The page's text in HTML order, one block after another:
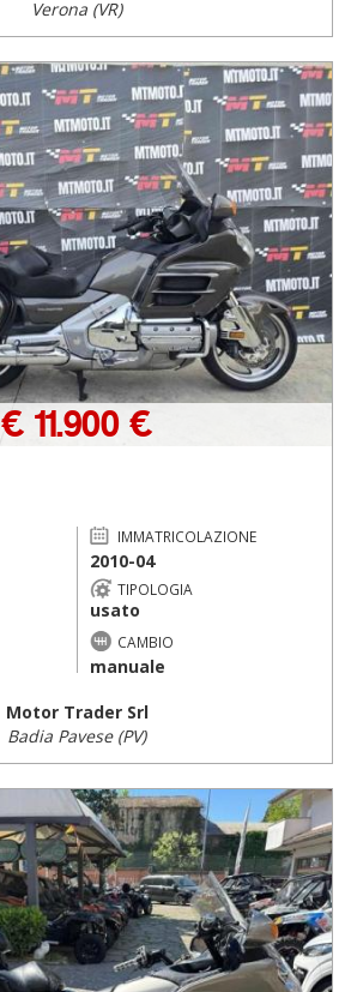
Verona (VR)
€ 11.900 €
IMMATRICOLAZIONE
2010-04
TIPOLOGIA
usato
CAMBIO
manuale
Motor Trader Srl
Badia Pavese (PV)